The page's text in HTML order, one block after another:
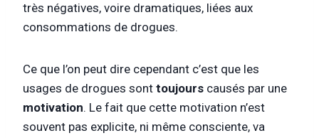
très négatives, voire dramatiques, liées aux
consommations de drogues.
Ce que l’on peut dire cependant c’est que les
usages de drogues sont toujours causés par une
motivation. Le fait que cette motivation n’est
souvent pas explicite, ni même consciente, va